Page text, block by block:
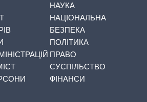
НАУКА
НАЦІОНАЛЬНА
БЕЗПЕКА
ПОЛІТИКА
ПРАВО
СУСПІЛЬСТВО
ФІНАНСИ